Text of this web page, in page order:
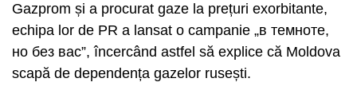
Gazprom și a procurat gaze la prețuri exorbitante,
echipa lor de PR a lansat o campanie „в темноте,
но без вас”, încercând astfel să explice că Moldova
scapă de dependența gazelor rusești.